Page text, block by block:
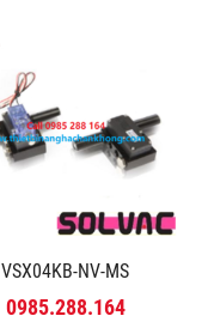
VSX04KB-NV-MS
0985.288.164